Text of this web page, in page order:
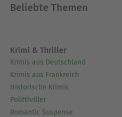
Beliebte Themen
Krimi & Thriller
Krimis aus Deutschland
Krimis aus Frankreich
Historische Krimis
Politthriller
Romantic Suspense